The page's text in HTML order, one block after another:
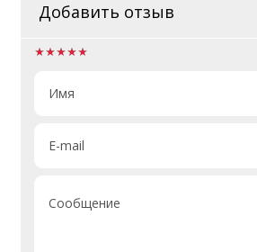
Добавить отзыв
Имя
E-mail
Сообщение